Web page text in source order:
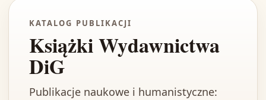
KATALOG PUBLIKACJI
Książki Wydawnictwa
DiG
Publikacje naukowe i humanistyczne: